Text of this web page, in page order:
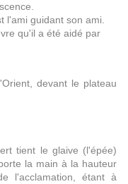
l'ami guidant son ami.
qu'il a été aidé par
devant le plateau
tient le glaive (l'épée)
la main à la hauteur
l'acclamation, étant à